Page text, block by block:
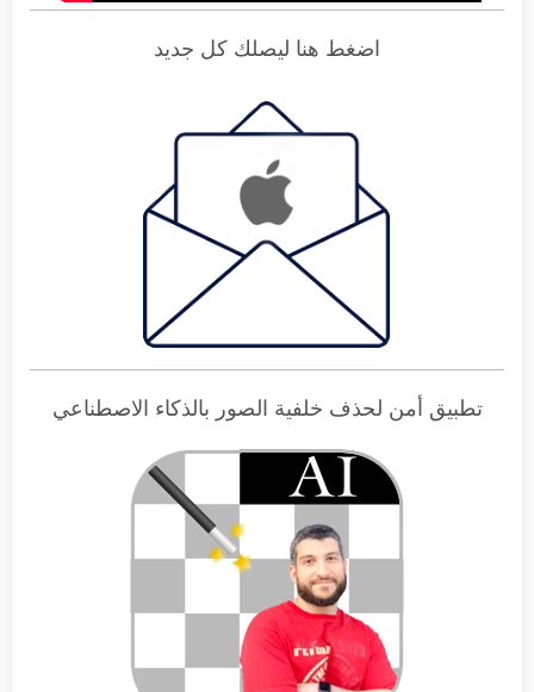
اضغط هنا ليصلك كل جديد
تطبيق أمن لحذف خلفية الصور بالذكاء الاصطناعي